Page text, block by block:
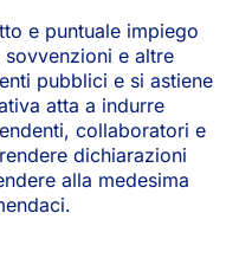
e puntuale impiego
e altre
pubblici e si astiene
atta a indurre
collaboratori e
dichiarazioni
alla medesima